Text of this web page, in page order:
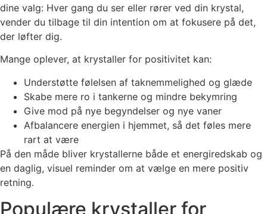
dine valg: Hver gang du ser eller rører ved din krystal,
vender du tilbage til din intention om at fokusere på det,
der løfter dig.
Mange oplever, at krystaller for positivitet kan:
Understøtte følelsen af taknemmelighed og glæde
Skabe mere ro i tankerne og mindre bekymring
Give mod på nye begyndelser og nye vaner
Afbalancere energien i hjemmet, så det føles mere
rart at være
På den måde bliver krystallerne både et energiredskab og
en daglig, visuel reminder om at vælge en mere positiv
retning.
Populære krystaller for